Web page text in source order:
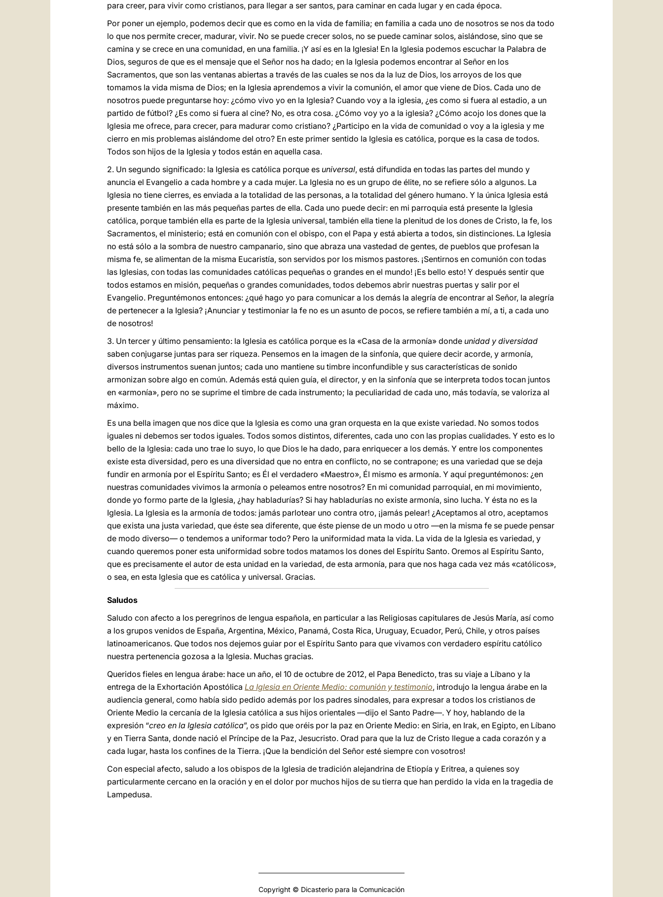
para creer, para vivir como cristianos, para llegar a ser santos, para caminar en cada lugar y en cada época.
Por poner un ejemplo, podemos decir que es como en la vida de familia; en familia a cada uno de nosotros se nos da todo
lo que nos permite crecer, madurar, vivir. No se puede crecer solos, no se puede caminar solos, aislándose, sino que se
camina y se crece en una comunidad, en una familia. ¡Y así es en la Iglesia! En la Iglesia podemos escuchar la Palabra de
Dios, seguros de que es el mensaje que el Señor nos ha dado; en la Iglesia podemos encontrar al Señor en los
Sacramentos, que son las ventanas abiertas a través de las cuales se nos da la luz de Dios, los arroyos de los que
tomamos la vida misma de Dios; en la Iglesia aprendemos a vivir la comunión, el amor que viene de Dios. Cada uno de
nosotros puede preguntarse hoy: ¿cómo vivo yo en la Iglesia? Cuando voy a la iglesia, ¿es como si fuera al estadio, a un
partido de fútbol? ¿Es como si fuera al cine? No, es otra cosa. ¿Cómo voy yo a la iglesia? ¿Cómo acojo los dones que la
Iglesia me ofrece, para crecer, para madurar como cristiano? ¿Participo en la vida de comunidad o voy a la iglesia y me
cierro en mis problemas aislándome del otro? En este primer sentido la Iglesia es católica, porque es la casa de todos.
Todos son hijos de la Iglesia y todos están en aquella casa.
2. Un segundo significado: la Iglesia es católica porque es universal, está difundida en todas las partes del mundo y
anuncia el Evangelio a cada hombre y a cada mujer. La Iglesia no es un grupo de élite, no se refiere sólo a algunos. La
Iglesia no tiene cierres, es enviada a la totalidad de las personas, a la totalidad del género humano. Y la única Iglesia está
presente también en las más pequeñas partes de ella. Cada uno puede decir: en mi parroquia está presente la Iglesia
católica, porque también ella es parte de la Iglesia universal, también ella tiene la plenitud de los dones de Cristo, la fe, los
Sacramentos, el ministerio; está en comunión con el obispo, con el Papa y está abierta a todos, sin distinciones. La Iglesia
no está sólo a la sombra de nuestro campanario, sino que abraza una vastedad de gentes, de pueblos que profesan la
misma fe, se alimentan de la misma Eucaristía, son servidos por los mismos pastores. ¡Sentirnos en comunión con todas
las Iglesias, con todas las comunidades católicas pequeñas o grandes en el mundo! ¡Es bello esto! Y después sentir que
todos estamos en misión, pequeñas o grandes comunidades, todos debemos abrir nuestras puertas y salir por el
Evangelio. Preguntémonos entonces: ¿qué hago yo para comunicar a los demás la alegría de encontrar al Señor, la alegría
de pertenecer a la Iglesia? ¡Anunciar y testimoniar la fe no es un asunto de pocos, se refiere también a mí, a ti, a cada uno
de nosotros!
3. Un tercer y último pensamiento: la Iglesia es católica porque es la «Casa de la armonía» donde unidad y diversidad
saben conjugarse juntas para ser riqueza. Pensemos en la imagen de la sinfonía, que quiere decir acorde, y armonía,
diversos instrumentos suenan juntos; cada uno mantiene su timbre inconfundible y sus características de sonido
armonizan sobre algo en común. Además está quien guía, el director, y en la sinfonía que se interpreta todos tocan juntos
en «armonía», pero no se suprime el timbre de cada instrumento; la peculiaridad de cada uno, más todavía, se valoriza al
máximo.
Es una bella imagen que nos dice que la Iglesia es como una gran orquesta en la que existe variedad. No somos todos
iguales ni debemos ser todos iguales. Todos somos distintos, diferentes, cada uno con las propias cualidades. Y esto es lo
bello de la Iglesia: cada uno trae lo suyo, lo que Dios le ha dado, para enriquecer a los demás. Y entre los componentes
existe esta diversidad, pero es una diversidad que no entra en conflicto, no se contrapone; es una variedad que se deja
fundir en armonía por el Espíritu Santo; es Él el verdadero «Maestro», Él mismo es armonía. Y aquí preguntémonos: ¿en
nuestras comunidades vivimos la armonía o peleamos entre nosotros? En mi comunidad parroquial, en mi movimiento,
donde yo formo parte de la Iglesia, ¿hay habladurías? Si hay habladurías no existe armonía, sino lucha. Y ésta no es la
Iglesia. La Iglesia es la armonía de todos: jamás parlotear uno contra otro, ¡jamás pelear! ¿Aceptamos al otro, aceptamos
que exista una justa variedad, que éste sea diferente, que éste piense de un modo u otro —en la misma fe se puede pensar
de modo diverso— o tendemos a uniformar todo? Pero la uniformidad mata la vida. La vida de la Iglesia es variedad, y
cuando queremos poner esta uniformidad sobre todos matamos los dones del Espíritu Santo. Oremos al Espíritu Santo,
que es precisamente el autor de esta unidad en la variedad, de esta armonía, para que nos haga cada vez más «católicos»,
o sea, en esta Iglesia que es católica y universal. Gracias.
Saludos
Saludo con afecto a los peregrinos de lengua española, en particular a las Religiosas capitulares de Jesús María, así como
a los grupos venidos de España, Argentina, México, Panamá, Costa Rica, Uruguay, Ecuador, Perú, Chile, y otros países
latinoamericanos. Que todos nos dejemos guiar por el Espíritu Santo para que vivamos con verdadero espíritu católico
nuestra pertenencia gozosa a la Iglesia. Muchas gracias.
Queridos fieles en lengua árabe: hace un año, el 10 de octubre de 2012, el Papa Benedicto, tras su viaje a Líbano y la
entrega de la Exhortación Apostólica La Iglesia en Oriente Medio: comunión y testimonio, introdujo la lengua árabe en la
audiencia general, como había sido pedido además por los padres sinodales, para expresar a todos los cristianos de
Oriente Medio la cercanía de la Iglesia católica a sus hijos orientales —dijo el Santo Padre—. Y hoy, hablando de la
expresión “creo en la Iglesia católica”, os pido que oréis por la paz en Oriente Medio: en Siria, en Irak, en Egipto, en Líbano
y en Tierra Santa, donde nació el Príncipe de la Paz, Jesucristo. Orad para que la luz de Cristo llegue a cada corazón y a
cada lugar, hasta los confines de la Tierra. ¡Que la bendición del Señor esté siempre con vosotros!
Con especial afecto, saludo a los obispos de la Iglesia de tradición alejandrina de Etiopía y Eritrea, a quienes soy
particularmente cercano en la oración y en el dolor por muchos hijos de su tierra que han perdido la vida en la tragedia de
Lampedusa.
Copyright © Dicasterio para la Comunicación